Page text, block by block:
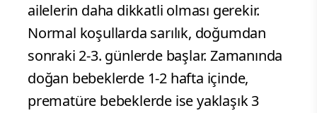
ailelerin daha dikkatli olması gerekir.
Normal koşullarda sarılık, doğumdan
sonraki 2-3. günlerde başlar. Zamanında
doğan bebeklerde 1-2 hafta içinde,
prematüre bebeklerde ise yaklaşık 3